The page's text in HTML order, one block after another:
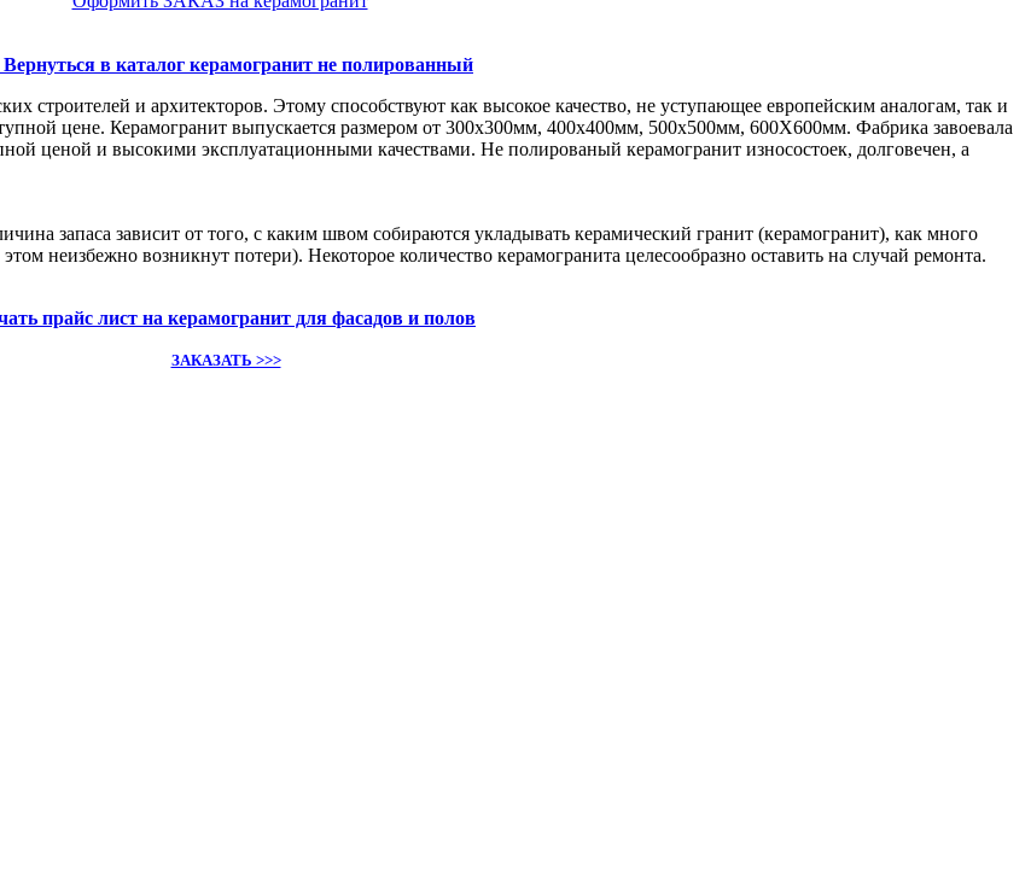
Вернуться в каталог керамогранит не полированный
строителей и архитекторов. Этому способствуют как высокое качество, не уступающее европейским аналогам, так и
цене. Керамогранит выпускается размером от 300х300мм, 400х400мм, 500х500мм, 600Х600мм. Фабрика завоевала
ценой и высокими эксплуатационными качествами. Не полированый керамогранит износостоек, долговечен, а
зависит от того, с каким швом собираются укладывать керамический гранит (керамогранит), как много
неизбежно возникнут потери). Некоторое количество керамогранита целесообразно оставить на случай ремонта.
прайс лист на керамогранит для фасадов и полов
ЗАКАЗАТЬ >>>